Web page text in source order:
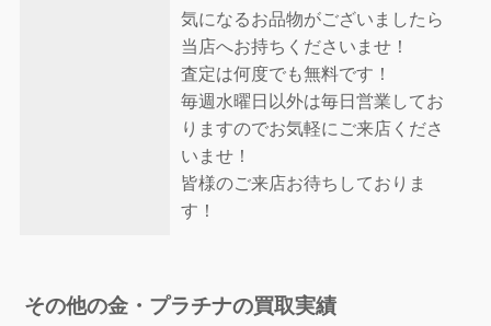
気になるお品物がございましたら
当店へお持ちくださいませ！
査定は何度でも無料です！
毎週水曜日以外は毎日営業してお
りますのでお気軽にご来店くださ
いませ！
皆様のご来店お待ちしておりま
す！
その他の金・プラチナの買取実績